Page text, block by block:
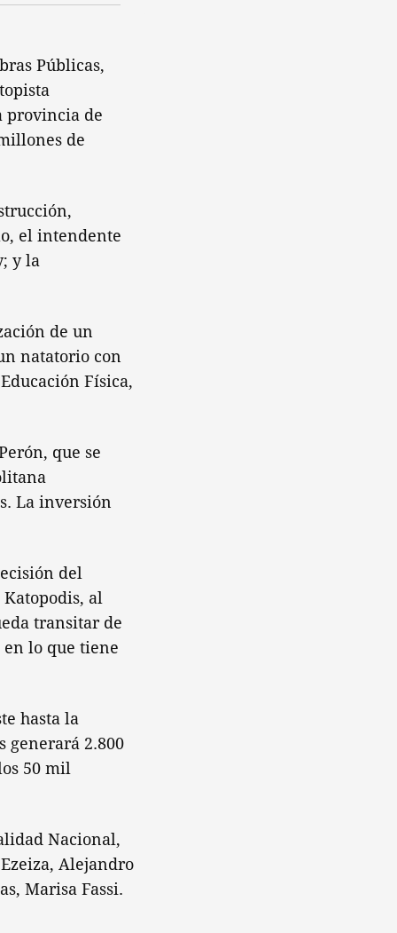
Públicas,
provincia de
de
el intendente
y la
de un
natatorio con
Física,
que se
La inversión
del
al
transitar de
lo que tiene
hasta la
generará 2.800
50 mil
Nacional,
Alejandro
Marisa Fassi.